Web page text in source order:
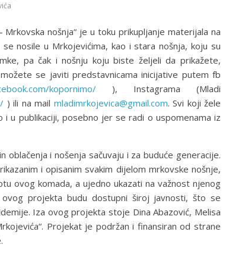
nošnja“ je u toku prikupljanje materijala na
nosile u Mrkojevićima, kao i stara nošnja, koju su
pa čak i nošnju koju biste željeli da prikažete,
se javiti predstavnicama inicijative putem fb
kopornimo/ ), Instagrama (Mladi
) ili na mail mladimrkojevica@gmail.com. Svi koji žele
u publikaciji, posebno jer se radi o uspomenama iz
i nošenja sačuvaju i za buduće generacije.
i opisanim svakim dijelom mrkovske nošnje,
ovog komada, a ujedno ukazati na važnost njenog
projekta budu dostupni široj javnosti, što se
Iza ovog projekta stoje Dina Abazović, Melisa
Projekat je podržan i finansiran od strane